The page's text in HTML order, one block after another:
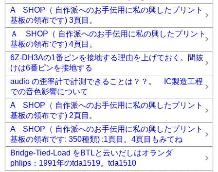
A SHOP（ 自作派へのお手伝用に私の興したプリント
基板の領布です) 3頁目。
Ａ SHOP（ 自作派へのお手伝用に私の興したプリント
基板の領布です) 4頁目。
6Z-DH3Aの1番ピンを接地する理由を上げておく。間抜
けは6番ピンを接地する
audio の歪率計で計測できることは？？。 IC製造工程
での音色影響について
A SHOP（ 自作派へのお手伝用に私の興したプリント
基板の領布です) 2頁目。
A SHOP（ 自作派へのお手伝用に私の興したプリント
基板の領布です: 350種類) :1頁目。4頁目もみてね
Bridge-Tied-Load をBTLと云いだしはオランダ
phlips：1991年のtda1519。tda1510